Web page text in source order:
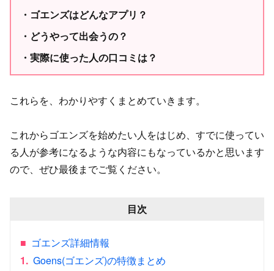
ゴエンズはどんなアプリ？
どうやって出会うの？
実際に使った人の口コミは？
これらを、わかりやすくまとめていきます。
これからゴエンズを始めたい人をはじめ、すでに使ってい
る人が参考になるような内容にもなっているかと思います
ので、ぜひ最後までご覧ください。
目次
■ ゴエンズ詳細情報
1. Goens(ゴエンズ)の特徴まとめ